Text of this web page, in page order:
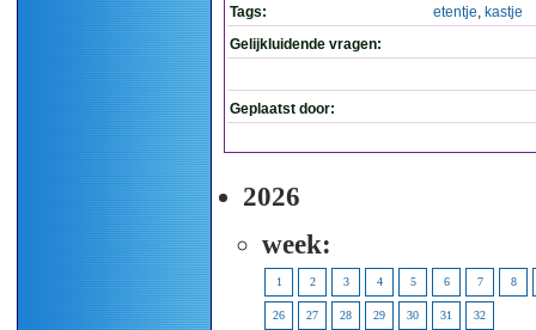
Tags:
etentje, kastje
Gelijkluidende vragen:
Geplaatst door:
2026
week:
1 2 3 4 5 6 7 8
26 27 28 29 30 31 32